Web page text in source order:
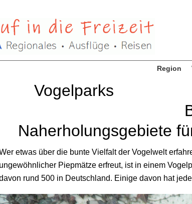
Region
Vogelparks
Naherholungsgebiete
etwas über die bunte Vielfalt der Vogelwelt
ungewöhnlicher Piepmätze erfreut, ist in einem
rund 500 in Deutschland. Einige davon hat